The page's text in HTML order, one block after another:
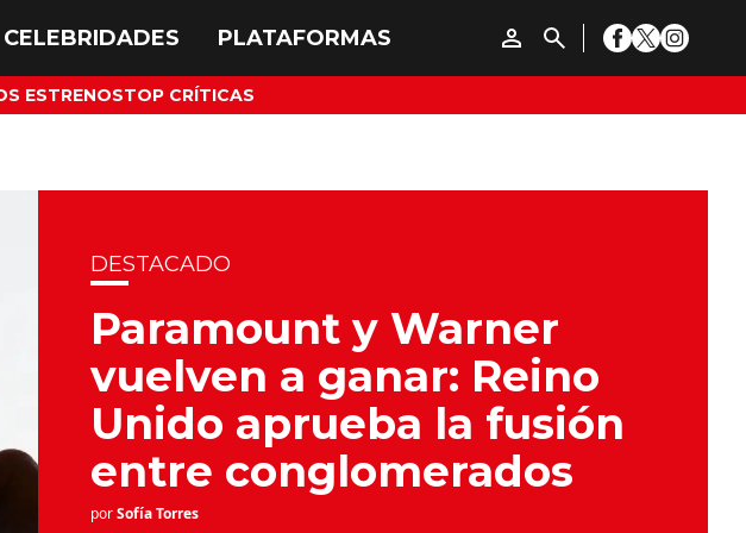
ESTRENOSTOP CRÍTICAS
DESTACADO
Paramount y Warner
vuelven a ganar: Reino
Unido aprueba la fusión
entre conglomerados
porSofía Torres